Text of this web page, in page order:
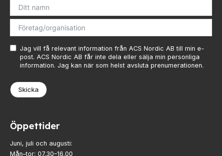
Jag vill få relevant information från ACS Nordic AB till min e-
post. ACS Nordic AB får inte dela eller sälja min personliga
information. Jag kan när som helst avsluta prenumerationen.
Skicka
Öppettider
Juni, juli och augusti:
Mån–tor: 07.30–16.00